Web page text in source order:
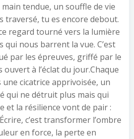
tendue, un souffle de vie
traversé, tu es encore debout.
regard tourné vers la lumière
qui nous barrent la vue. C’est
par les épreuves, griffé par le
à l’éclat du jour.Chaque
cicatrice apprivoisée, un
qui ne détruit plus mais qui
et la résilience vont de pair :
c’est transformer l’ombre
en force, la perte en